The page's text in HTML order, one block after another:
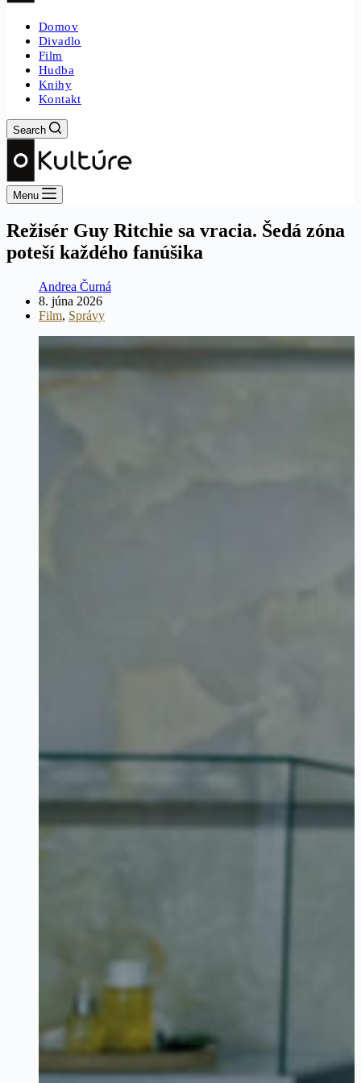
Domov
Divadlo
Film
Hudba
Knihy
Kontakt
Search
Menu
Režisér Guy Ritchie sa vracia. Šedá zóna
poteší každého fanúšika
Andrea Čurná
8. júna 2026
Film, Správy